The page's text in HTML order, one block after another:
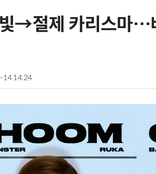
→절제 카리스마…
14 14:24